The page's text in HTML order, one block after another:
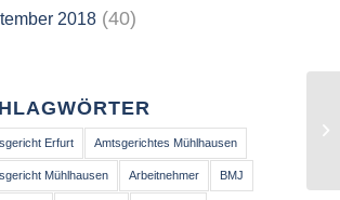
2018 (40)
Erfurt Amtsgerichtes Mühlhausen
Mühlhausen Arbeitnehmer BMJ